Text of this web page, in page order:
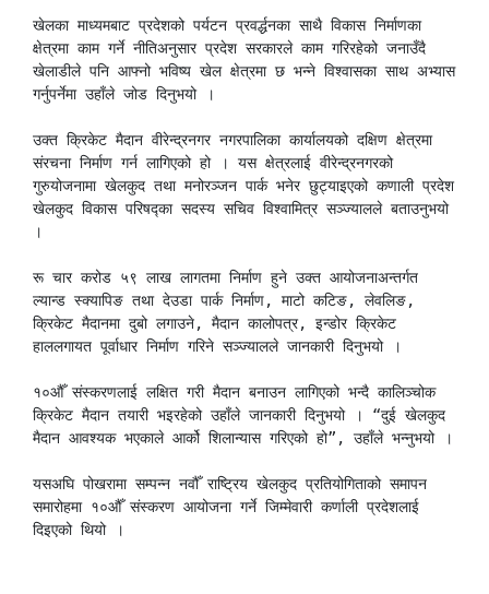
खेलका माध्यमबाट प्रदेशको पर्यटन प्रवर्द्धनका साथै विकास निर्माणका
क्षेत्रमा काम गर्ने नीतिअनुसार प्रदेश सरकारले काम गरिरहेको जनाउँदै
खेलाडीले पनि आफ्नो भविष्य खेल क्षेत्रमा छ भन्ने विश्वासका साथ अभ्यास
गर्नुपर्नेमा उहाँले जोड दिनुभयो ।
उक्त क्रिकेट मैदान वीरेन्द्रनगर नगरपालिका कार्यालयको दक्षिण क्षेत्रमा
संरचना निर्माण गर्न लागिएको हो । यस क्षेत्रलाई वीरेन्द्रनगरको
गुरुयोजनामा खेलकुद तथा मनोरञ्जन पार्क भनेर छुट्याइएको कणाली प्रदेश
खेलकुद विकास परिषद्का सदस्य सचिव विश्वामित्र सञ्ज्यालले बताउनुभयो
।
रू चार करोड ५९ लाख लागतमा निर्माण हुने उक्त आयोजनाअन्तर्गत
ल्यान्ड स्क्यापिङ तथा देउडा पार्क निर्माण, माटो कटिङ, लेवलिङ,
क्रिकेट मैदानमा दुबो लगाउने, मैदान कालोपत्र, इन्डोर क्रिकेट
हाललगायत पूर्वाधार निर्माण गरिने सञ्ज्यालले जानकारी दिनुभयो ।
१०औँ संस्करणलाई लक्षित गरी मैदान बनाउन लागिएको भन्दै कालिञ्चोक
क्रिकेट मैदान तयारी भइरहेको उहाँले जानकारी दिनुभयो । “दुई खेलकुद
मैदान आवश्यक भएकाले आर्को शिलान्यास गरिएको हो”, उहाँले भन्नुभयो ।
यसअघि पोखरामा सम्पन्न नवौँ राष्ट्रिय खेलकुद प्रतियोगिताको समापन
समारोहमा १०औँ संस्करण आयोजना गर्ने जिम्मेवारी कर्णाली प्रदेशलाई
दिइएको थियो ।